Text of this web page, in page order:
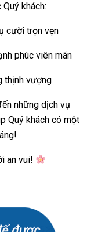
khách:
cười trọn vẹn
phúc viên mãn
thịnh vượng
những dịch vụ
Quý khách có một
an vui!